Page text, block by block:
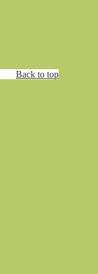
Back to top